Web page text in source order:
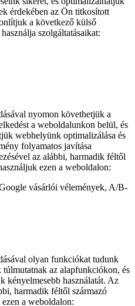
érdekében az Ön titkosított
a következő külső
szolgáltatásaikat:
nyomon követhetjük a
a weboldalunkon belül, és
webhelyünk optimalizálása és
folyamatos javítása
az alábbi, harmadik féltől
ezen a weboldalon:
vásárlói vélemények, A/B-
olyan funkciókat tudunk
az alapfunkciókon, és
kényelmesebb használatát. Az
harmadik féltől származó
a weboldalon: